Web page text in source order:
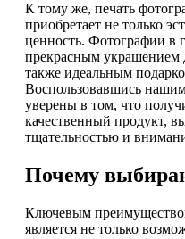
К тому же, печать
приобретает не только
ценность. Фотографии в
прекрасным украшением
также идеальным
Воспользовавшись
уверены в том, что
качественный продукт,
тщательностью и
Почему
Ключевым
является не только